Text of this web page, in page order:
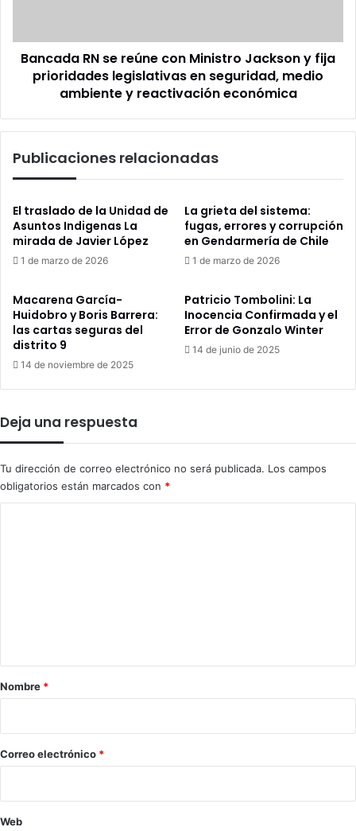
fija
prioridades
legislativas
medio
y
Bancada RN se reúne con Ministro Jackson y fija
prioridades legislativas en seguridad, medio
ambiente y reactivación económica
Publicaciones relacionadas
El traslado de la Unidad de
Asuntos Indigenas La
mirada de Javier López
1 de marzo de 2026
La grieta del sistema:
fugas, errores y corrupción
en Gendarmería de Chile
1 de marzo de 2026
Macarena García-
Huidobro y Boris Barrera:
las cartas seguras del
distrito 9
14 de noviembre de 2025
Patricio Tombolini: La
Inocencia Confirmada y el
Error de Gonzalo Winter
14 de junio de 2025
Deja una respuesta
Tu dirección de correo electrónico no será publicada. Los campos
obligatorios están marcados con *
r
*
Nombre *
Correo electrónico *
Web